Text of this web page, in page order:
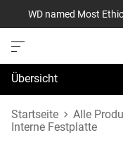
WD named Most
Übersicht
Technische Daten
Startseite Alle
Interne Festplatte